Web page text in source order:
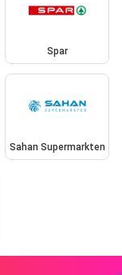
Spar
Sahan Supermarkten